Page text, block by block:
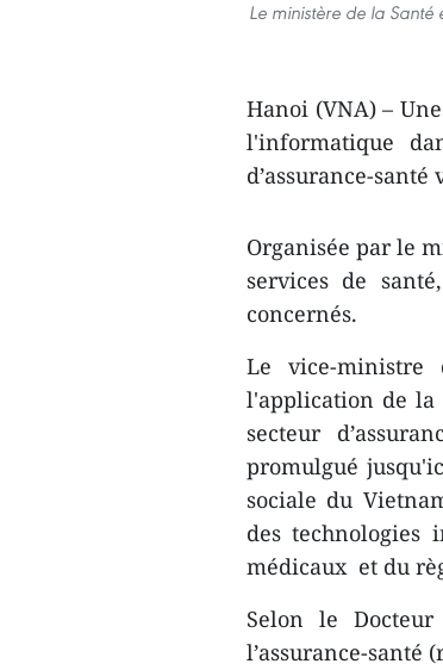
Le ministère de la
Hanoi (VNA) –
l'informatique
d’assurance-
Organisée par le
services de
concernés.
Le vice-
l'application de la
secteur
promulgué
sociale du
des technologies
médicaux et du
Selon le
l’assurance-santé